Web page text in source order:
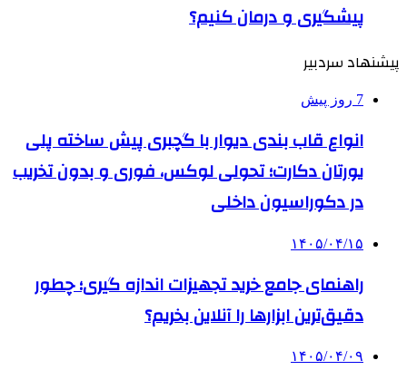
پیشگیری و درمان کنیم؟
پیشنهاد سردبیر
7 روز پیش
انواع قاب بندی دیوار با گچبری پیش ساخته پلی
یورتان دکارت؛ تحولی لوکس، فوری و بدون تخریب
در دکوراسیون داخلی
۱۴۰۵/۰۴/۱۵
راهنمای جامع خرید تجهیزات اندازه گیری؛ چطور
دقیق‌ترین ابزارها را آنلاین بخریم؟
۱۴۰۵/۰۴/۰۹